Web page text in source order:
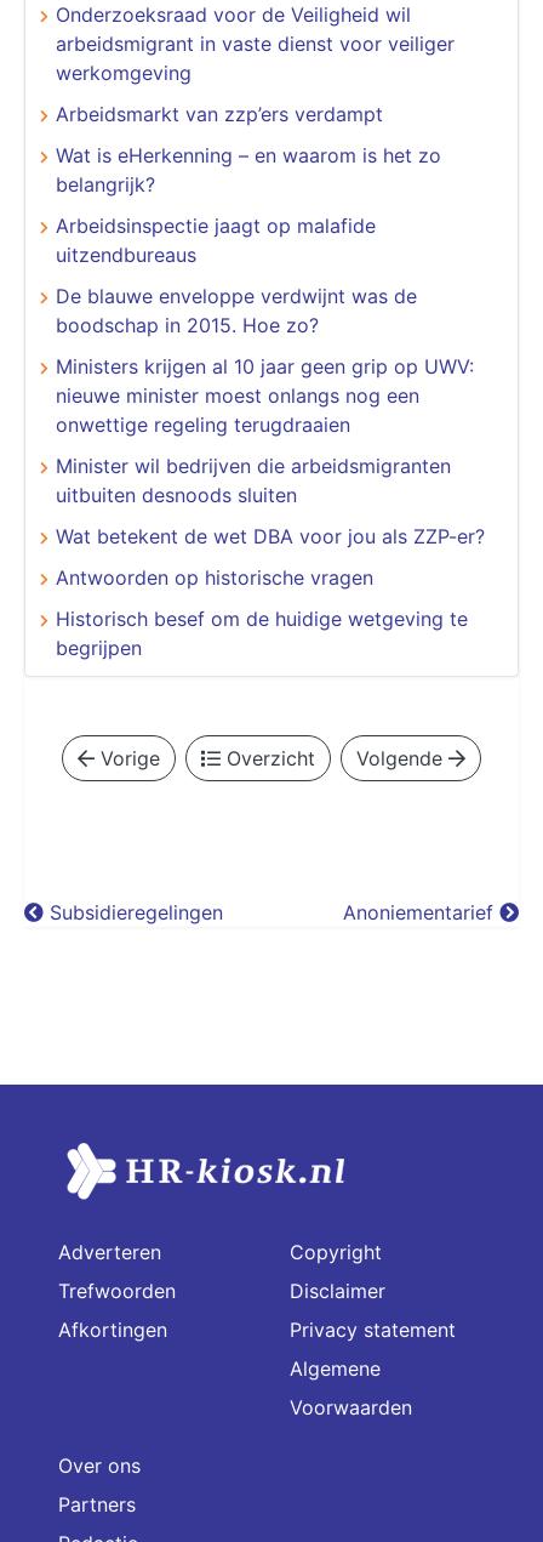
Onderzoeksraad voor de Veiligheid wil
arbeidsmigrant in vaste dienst voor veiliger
werkomgeving
Arbeidsmarkt van zzp’ers verdampt
Wat is eHerkenning – en waarom is het zo
belangrijk?
Arbeidsinspectie jaagt op malafide
uitzendbureaus
De blauwe enveloppe verdwijnt was de
boodschap in 2015. Hoe zo?
Ministers krijgen al 10 jaar geen grip op UWV:
nieuwe minister moest onlangs nog een
onwettige regeling terugdraaien
Minister wil bedrijven die arbeidsmigranten
uitbuiten desnoods sluiten
Wat betekent de wet DBA voor jou als ZZP-er?
Antwoorden op historische vragen
Historisch besef om de huidige wetgeving te
begrijpen
Vorige Overzicht Volgende
Subsidieregelingen Anoniementarief
Adverteren
Trefwoorden
Afkortingen
Copyright
Disclaimer
Privacy statement
Algemene
Voorwaarden
Over ons
Partners